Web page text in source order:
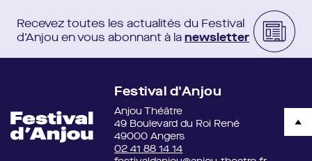
Recevez toutes les actualités du Festival
d’Anjou en vous abonnant à la newsletter
Festival d'Anjou
Anjou Théâtre
49 Boulevard du Roi René
49000 Angers
02 41 88 14 14